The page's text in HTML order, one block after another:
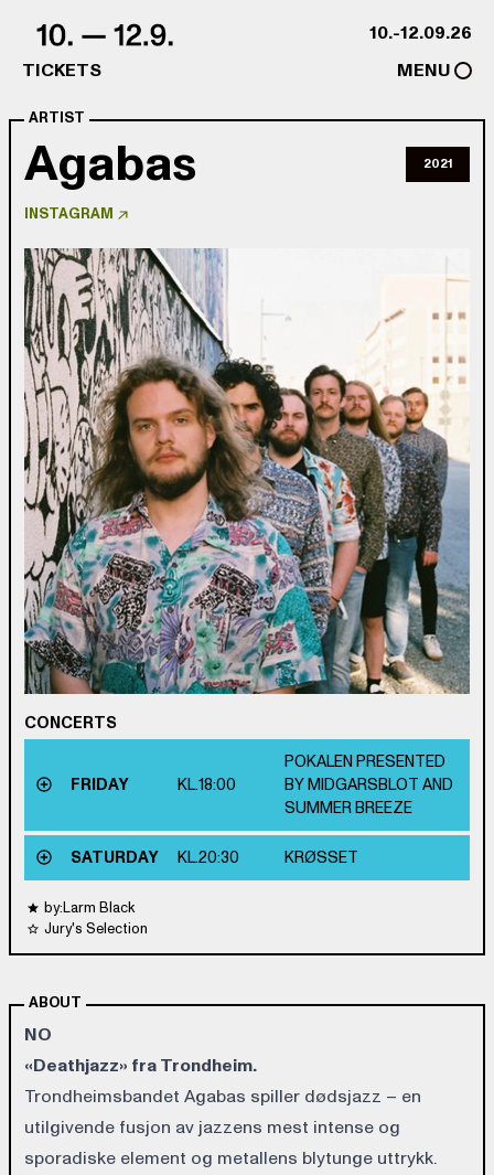
10.-12.09.26
TICKETS
MENU
ARTIST
Agabas 2021
INSTAGRAM
CONCERTS
FRIDAY KL.18:00
POKALEN PRESENTED
BY MIDGARSBLOT AND
SUMMER BREEZE
SATURDAY KL.20:30 KRØSSET
by:Larm Black
Jury's Selection
ABOUT
NO
«Deathjazz» fra Trondheim.
Trondheimsbandet Agabas spiller dødsjazz – en
utilgivende fusjon av jazzens mest intense og
sporadiske element og metallens blytunge uttrykk.